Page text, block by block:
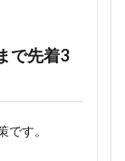
で先着3
す。